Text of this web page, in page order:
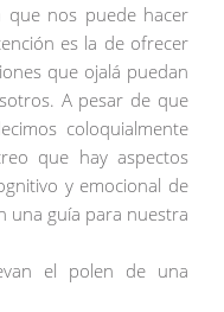
que nos puede hacer
es la de ofrecer
que ojalá puedan
A pesar de que
coloquialmente
que hay aspectos
y emocional de
una guía para nuestra
el polen de una